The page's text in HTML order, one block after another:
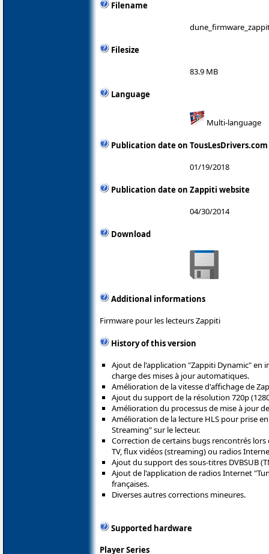
Filename
Filesize
83.9 MB
Language
Multi-language
Publication date on TousLesDrivers.com
01/19/2018
Publication date on Zappiti website
04/30/2014
Download
Additional informations
Firmware pour les lecteurs Zappiti
History of this version
Ajout de l'application "Zappiti Dynamic" en
charge des mises à jour automatiques.
Amélioration de la vitesse d'affichage de
Ajout du support de la résolution 720p
Amélioration du processus de mise à jour
Amélioration de la lecture HLS pour prise
Streaming" sur le lecteur.
Correction de certains bugs rencontrés
TV, flux vidéos (streaming) ou radios
Ajout du support des sous-titres DVBSUB
Ajout de l'application de radios Internet
françaises.
Diverses autres corrections mineures.
Supported hardware
Player Series